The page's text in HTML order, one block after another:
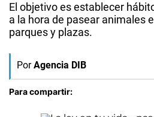
El objetivo es establecer
a la hora de pasear animales
parques y plazas.
Por Agencia DIB
Para compartir: